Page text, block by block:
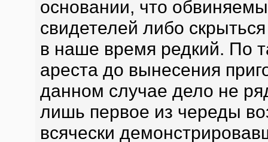
основании, что
свидетелей либо
в наше время редкий. По
ареста до вынесения
данном случае дело не
лишь первое из череды
всячески